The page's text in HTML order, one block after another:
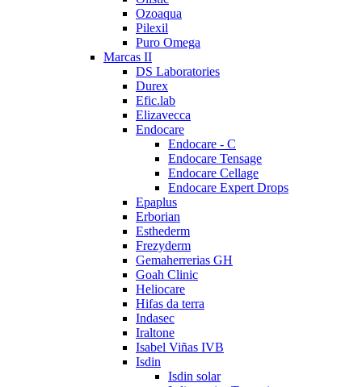
Ozoaqua
Pilexil
Puro Omega
Marcas II
DS Laboratories
Durex
Efic.lab
Elizavecca
Endocare
Endocare - C
Endocare Tensage
Endocare Cellage
Endocare Expert Drops
Epaplus
Erborian
Esthederm
Frezyderm
Gemaherrerias GH
Goah Clinic
Heliocare
Hifas da terra
Indasec
Iraltone
Isabel Viñas IVB
Isdin
Isdin solar